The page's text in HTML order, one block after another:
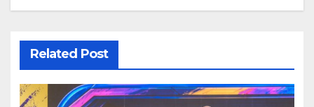
Related Post